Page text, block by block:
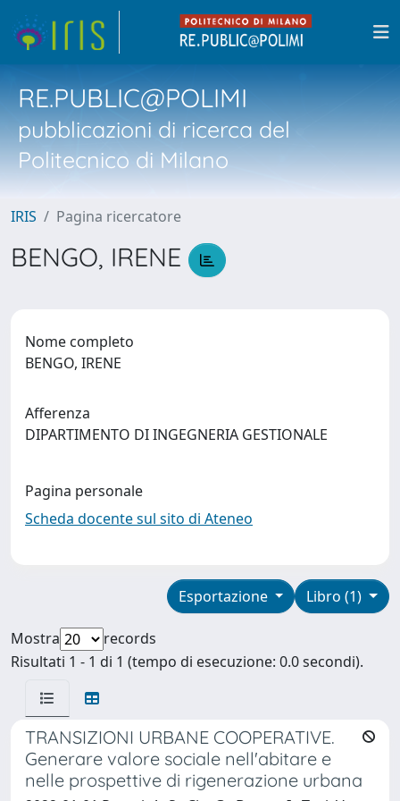
RE.PUBLIC@POLIMI
pubblicazioni di ricerca del
Politecnico di Milano
IRIS Pagina ricercatore
BENGO, IRENE
Nome completo
BENGO, IRENE
Afferenza
DIPARTIMENTO DI INGEGNERIA GESTIONALE
Pagina personale
Scheda docente sul sito di Ateneo
Libro (1)
Esportazione
Mostra
records
Risultati 1 - 1 di 1 (tempo di esecuzione: 0.0 secondi).
TRANSIZIONI URBANE COOPERATIVE.
Generare valore sociale nell'abitare e
nelle prospettive di rigenerazione urbana